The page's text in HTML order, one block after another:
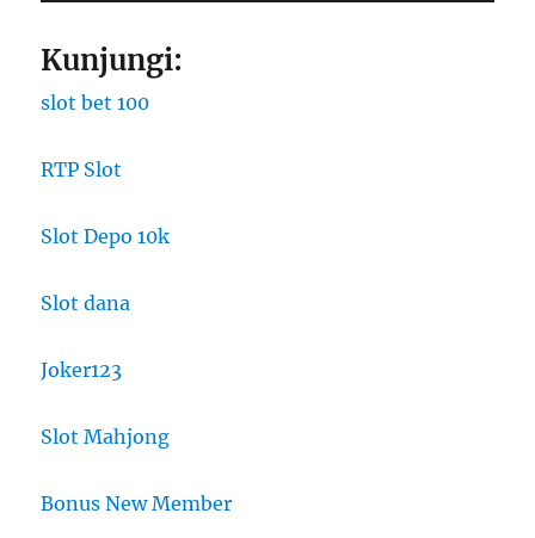
Kunjungi:
slot bet 100
RTP Slot
Slot Depo 10k
Slot dana
Joker123
Slot Mahjong
Bonus New Member